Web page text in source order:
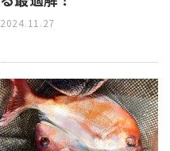
2024.11.27